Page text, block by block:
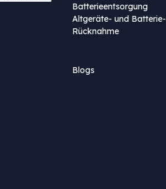
Batterieentsorgung
Altgeräte- und Batterie-
Rücknahme
Blogs